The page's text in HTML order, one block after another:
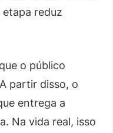
etapa reduz
o público
partir disso, o
entrega a
Na vida real, isso